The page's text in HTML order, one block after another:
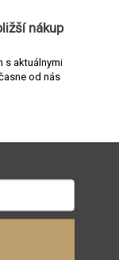
korenia
nákup
s aktuálnymi
od nás